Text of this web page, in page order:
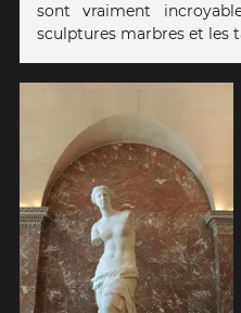
sont vraiment
sculptures marbres et les